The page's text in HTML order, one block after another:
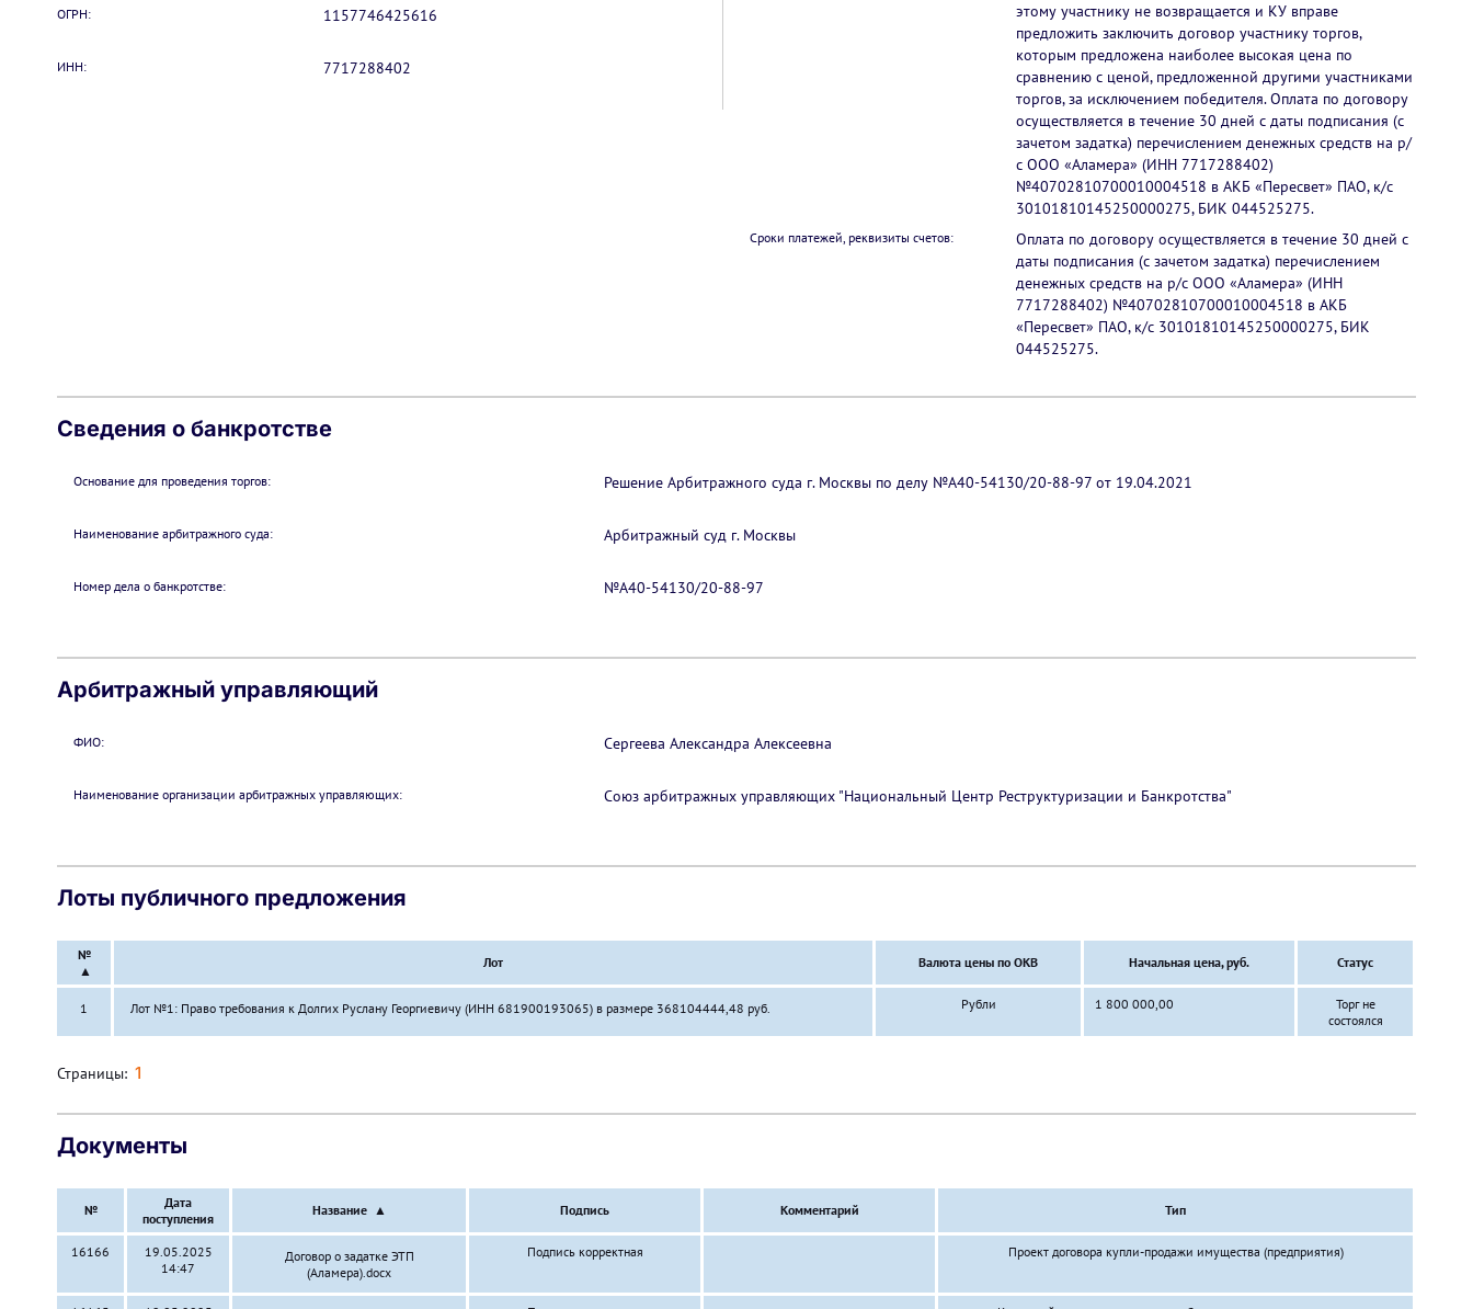
ОГРН: 1157746425616
ИНН: 7717288402
этому участнику не возвращается и КУ вправе
предложить заключить договор участнику торгов,
которым предложена наиболее высокая цена по
сравнению с ценой, предложенной другими участниками
торгов, за исключением победителя. Оплата по договору
осуществляется в течение 30 дней с даты подписания (с
зачетом задатка) перечислением денежных средств на р/
с ООО «Аламера» (ИНН 7717288402)
№40702810700010004518 в АКБ «Пересвет» ПАО, к/с
30101810145250000275, БИК 044525275.
Сроки платежей, реквизиты счетов:
Оплата по договору осуществляется в течение 30 дней с
даты подписания (с зачетом задатка) перечислением
денежных средств на р/с ООО «Аламера» (ИНН
7717288402) №40702810700010004518 в АКБ
«Пересвет» ПАО, к/с 30101810145250000275, БИК
044525275.
Сведения о банкротстве
Основание для проведения торгов: Решение Арбитражного суда г. Москвы по делу №А40-54130/20-88-97 от 19.04.2021
Наименование арбитражного суда: Арбитражный суд г. Москвы
Номер дела о банкротстве: №А40-54130/20-88-97
Арбитражный управляющий
ФИО: Сергеева Александра Алексеевна
Наименование организации арбитражных управляющих: Союз арбитражных управляющих "Национальный Центр Реструктуризации и Банкротства"
Лоты публичного предложения
№
▲
Лот Валюта цены по ОКВ Начальная цена, руб. Статус
1 Лот №1: Право требования к Долгих Руслану Георгиевичу (ИНН 681900193065) в размере 368104444,48 руб. Рубли 1 800 000,00
Торг не
состоялся
Страницы: 1
Документы
№
Дата
поступления
Название ▲ Подпись Комментарий Тип
16166
19.05.2025
14:47
Договор о задатке ЭТП
(Аламера).docx
Подпись корректная Проект договора купли-продажи имущества (предприятия)